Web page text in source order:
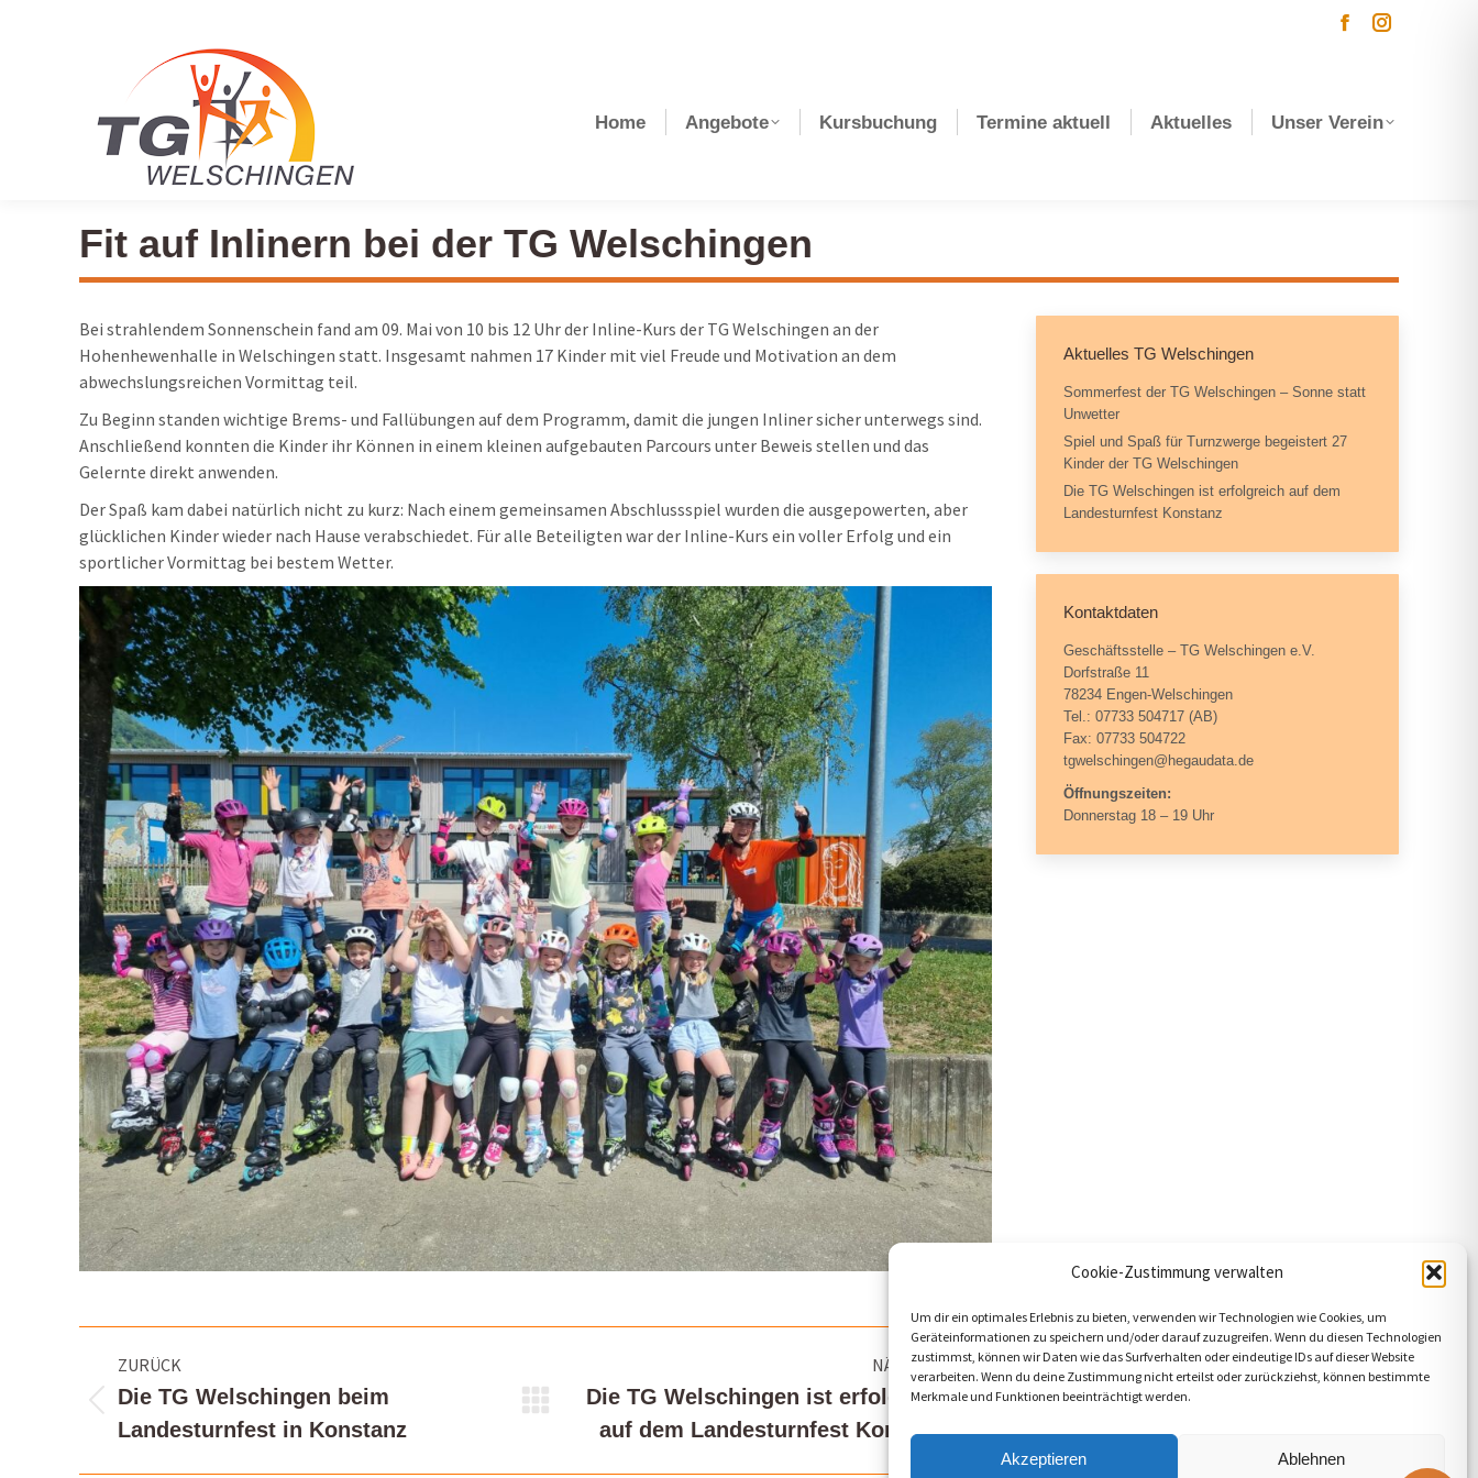
Cookie-Zustimmung verwalten
Um dir ein optimales Erlebnis zu bieten, verwenden wir Technologien wie Cookies, um
Geräteinformationen zu speichern und/oder darauf zuzugreifen. Wenn du diesen Technologien
zustimmst, können wir Daten wie das Surfverhalten oder eindeutige IDs auf dieser Website
verarbeiten. Wenn du deine Zustimmung nicht erteilst oder zurückziehst, können bestimmte
Merkmale und Funktionen beeinträchtigt werden.
Akzeptieren Ablehnen
Facebook
in
Instagram
in
Home Angebote Kursbuchung Termine aktuell Aktuelles Unser Verein
Fit auf Inlinern bei der TG Welschingen
Bei strahlendem Sonnenschein fand am 09. Mai von 10 bis 12 Uhr der Inline-Kurs der TG Welschingen an der
Hohenhewenhalle in Welschingen statt. Insgesamt nahmen 17 Kinder mit viel Freude und Motivation an dem
abwechslungsreichen Vormittag teil.
Zu Beginn standen wichtige Brems- und Fallübungen auf dem Programm, damit die jungen Inliner sicher unterwegs sind.
Anschließend konnten die Kinder ihr Können in einem kleinen aufgebauten Parcours unter Beweis stellen und das
Gelernte direkt anwenden.
Der Spaß kam dabei natürlich nicht zu kurz: Nach einem gemeinsamen Abschlussspiel wurden die ausgepowerten, aber
glücklichen Kinder wieder nach Hause verabschiedet. Für alle Beteiligten war der Inline-Kurs ein voller Erfolg und ein
sportlicher Vormittag bei bestem Wetter.
ZURÜCK
Vorheriger
Beitrag:
Die TG Welschingen beim
Landesturnfest in Konstanz
NÄCHSTES
Nächster
Beitrag:
Die TG Welschingen ist erfolgreich
auf dem Landesturnfest Konstanz
Aktuelles TG Welschingen
Sommerfest der TG Welschingen – Sonne statt
Unwetter
Spiel und Spaß für Turnzwerge begeistert 27
Kinder der TG Welschingen
Die TG Welschingen ist erfolgreich auf dem
Landesturnfest Konstanz
Kontaktdaten
Geschäftsstelle – TG Welschingen e.V.
Dorfstraße 11
78234 Engen-Welschingen
Tel.: 07733 504717 (AB)
Fax: 07733 504722
tgwelschingen@hegaudata.de
Öffnungszeiten:
Donnerstag 18 – 19 Uhr